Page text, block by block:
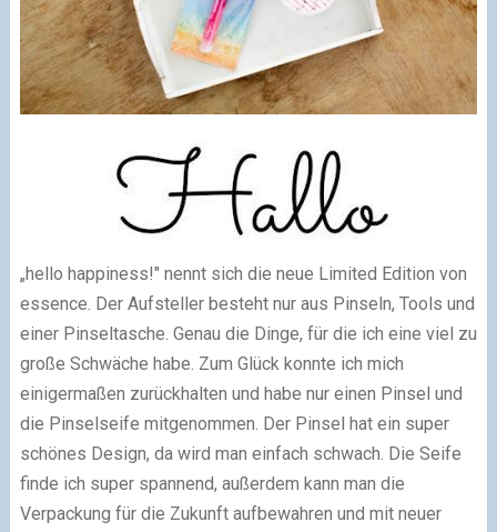
„hello happiness!" nennt sich die neue Limited Edition von
essence. Der Aufsteller besteht nur aus Pinseln, Tools und
einer Pinseltasche. Genau die Dinge, für die ich eine viel zu
große Schwäche habe. Zum Glück konnte ich mich
einigermaßen zurückhalten und habe nur einen Pinsel und
die Pinselseife mitgenommen. Der Pinsel hat ein super
schönes Design, da wird man einfach schwach. Die Seife
finde ich super spannend, außerdem kann man die
Verpackung für die Zukunft aufbewahren und mit neuer